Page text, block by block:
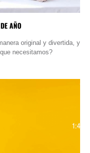
AÑO
original y divertida, y
necesitamos?